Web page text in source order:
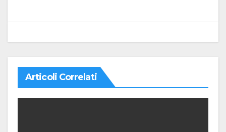
Articoli Correlati